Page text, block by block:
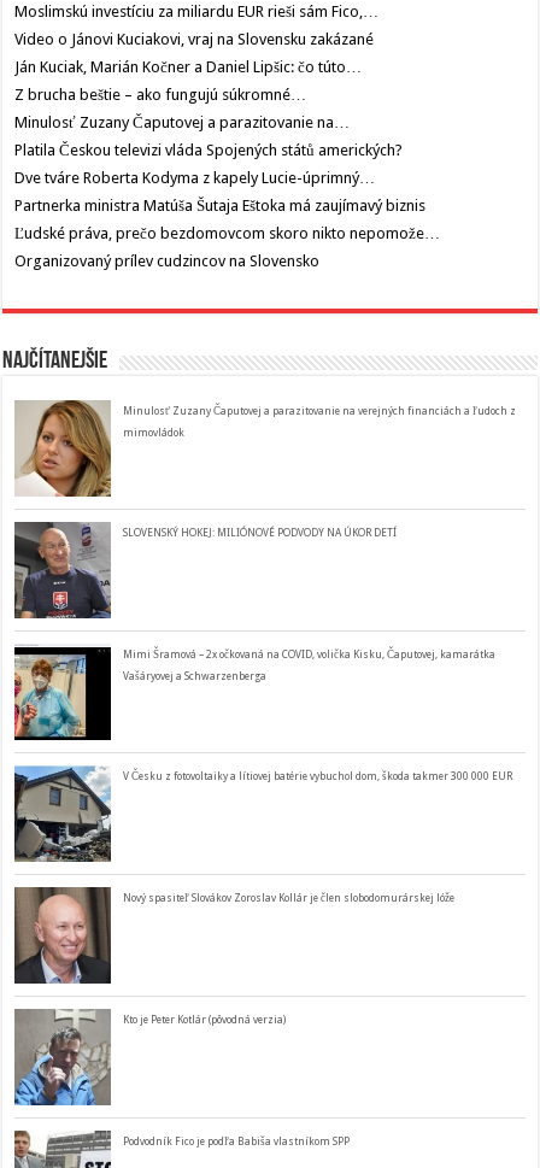
Moslimskú investíciu za miliardu EUR rieši sám Fico,…
Video o Jánovi Kuciakovi, vraj na Slovensku zakázané
Ján Kuciak, Marián Kočner a Daniel Lipšic: čo túto…
Z brucha beštie – ako fungujú súkromné…
Minulosť Zuzany Čaputovej a parazitovanie na…
Platila Českou televizi vláda Spojených států amerických?
Dve tváre Roberta Kodyma z kapely Lucie-úprimný…
Partnerka ministra Matúša Šutaja Eštoka má zaujímavý biznis
Ľudské práva, prečo bezdomovcom skoro nikto nepomože…
Organizovaný prílev cudzincov na Slovensko
Najčítanejšie
Minulosť Zuzany Čaputovej a parazitovanie na verejných financiách a ľudoch z
mimovládok
SLOVENSKÝ HOKEJ: MILIÓNOVÉ PODVODY NA ÚKOR DETÍ
Mimi Šramová – 2x očkovaná na COVID, volička Kisku, Čaputovej, kamarátka
Vašáryovej a Schwarzenberga
V Česku z fotovoltaiky a lítiovej batérie vybuchol dom, škoda takmer 300 000 EUR
Nový spasiteľ Slovákov Zoroslav Kollár je člen slobodomurárskej lóže
Kto je Peter Kotlár (pôvodná verzia)
Podvodník Fico je podľa Babiša vlastníkom SPP